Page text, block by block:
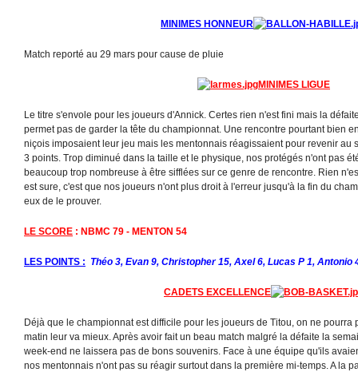
MINIMES HONNEUR
Match reporté au 29 mars pour cause de pluie
MINIMES LIGUE
Le titre s'envole pour les joueurs d'Annick. Certes rien n'est fini mais la
permet pas de garder la tête du championnat. Une rencontre pourtant bien
niçois imposaient leur jeu mais les mentonnais réagissaient pour revenir au
3 points. Trop diminué dans la taille et le physique, nos protégés n'ont pas
beaucoup trop nombreuse à être sifflées sur ce genre de rencontre. Rien
est sure, c'est que nos joueurs n'ont plus droit à l'erreur jusqu'à la fin du
eux de le prouver.
LE SCORE : NBMC 79 - MENTON 54
LES POINTS : Théo 3, Evan 9, Christopher 15, Axel 6, Lucas P 1, Antonio
CADETS EXCELLENCE
Déjà que le championnat est difficile pour les joueurs de Titou, on ne
matin leur va mieux. Après avoir fait un beau match malgré la défaite la
week-end ne laissera pas de bons souvenirs. Face à une équipe qu'ils
nos mentonnais n'ont pas su réagir surtout dans la première mi-temps. A la